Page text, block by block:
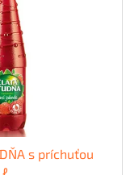
s príchuťou